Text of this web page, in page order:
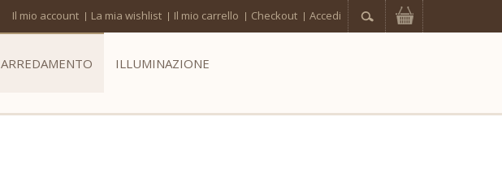
Il mio account La mia wishlist Il mio carrello Checkout Accedi
ARREDAMENTO ILLUMINAZIONE